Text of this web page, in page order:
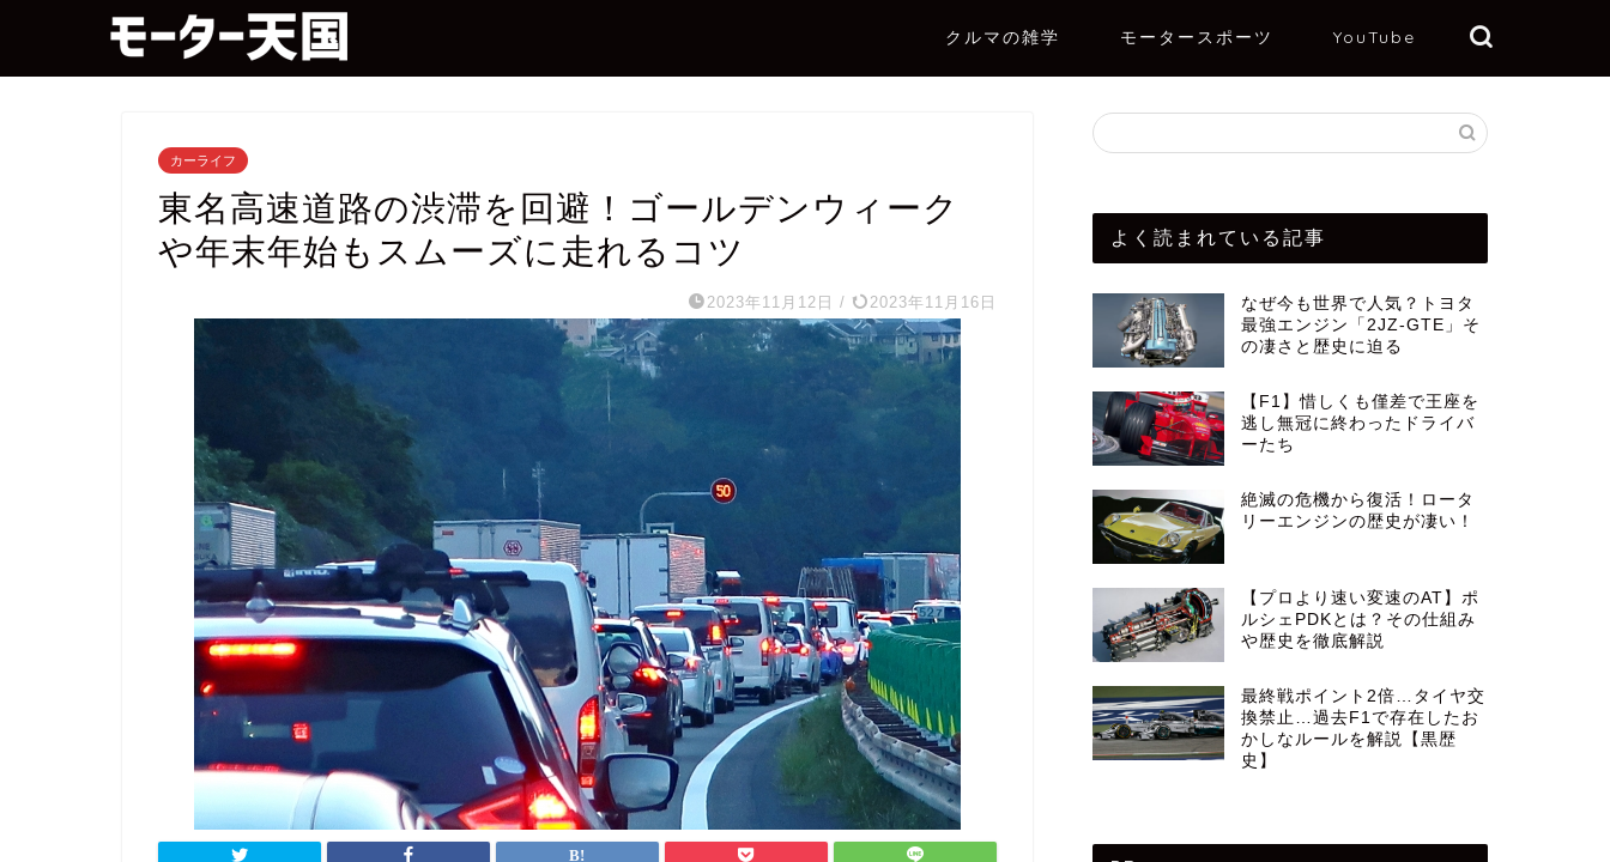
クルマの雑学 モータースポーツ YouTube
カーライフ
東名高速道路の渋滞を回避！ゴールデンウィーク
や年末年始もスムーズに走れるコツ
2023年11月12日 / 2023年11月16日
よく読まれている記事
なぜ今も世界で人気？トヨタ
最強エンジン「2JZ-GTE」そ
の凄さと歴史に迫る
【F1】惜しくも僅差で王座を
逃し無冠に終わったドライバ
ーたち
絶滅の危機から復活！ロータ
リーエンジンの歴史が凄い！
【プロより速い変速のAT】ポ
ルシェPDKとは？その仕組み
や歴史を徹底解説
最終戦ポイント2倍…タイヤ交
換禁止…過去F1で存在したお
かしなルールを解説【黒歴
史】